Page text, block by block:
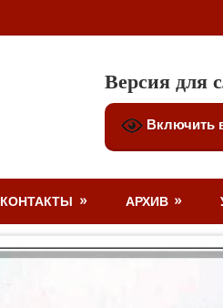
Версия для
Включить
КОНТАКТЫ АРХИВ